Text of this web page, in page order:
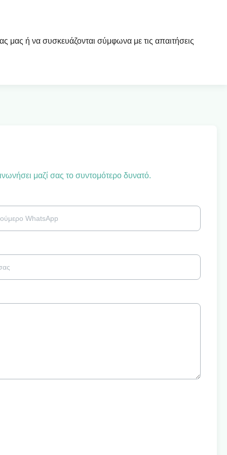
μας ή να συσκευάζονται σύμφωνα με τις απαιτήσεις
μαζί σας το συντομότερο δυνατό.